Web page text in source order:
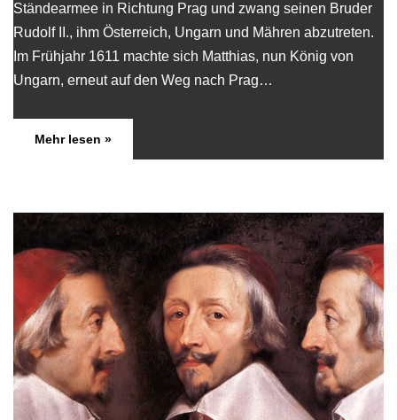
Ständearmee in Richtung Prag und zwang seinen Bruder
Rudolf II., ihm Österreich, Ungarn und Mähren abzutreten.
Im Frühjahr 1611 machte sich Matthias, nun König von
Ungarn, erneut auf den Weg nach Prag…
Mehr lesen »